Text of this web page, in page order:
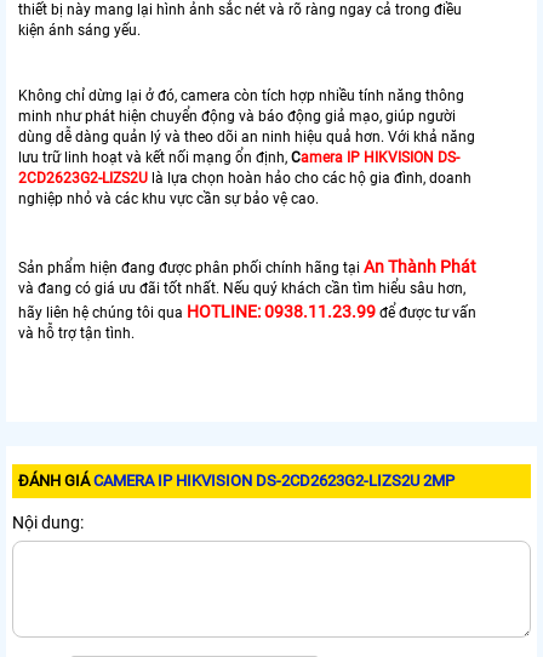
thiết bị này mang lại hình ảnh sắc nét và rõ ràng ngay cả trong điều
kiện ánh sáng yếu.
Không chỉ dừng lại ở đó, camera còn tích hợp nhiều tính năng thông
minh như phát hiện chuyển động và báo động giả mạo, giúp người
dùng dễ dàng quản lý và theo dõi an ninh hiệu quả hơn. Với khả năng
lưu trữ linh hoạt và kết nối mạng ổn định, Camera IP HIKVISION DS-
2CD2623G2-LIZS2U là lựa chọn hoàn hảo cho các hộ gia đình, doanh
nghiệp nhỏ và các khu vực cần sự bảo vệ cao.
Sản phẩm hiện đang được phân phối chính hãng tại An Thành Phát
và đang có giá ưu đãi tốt nhất. Nếu quý khách cần tìm hiểu sâu hơn,
hãy liên hệ chúng tôi qua HOTLINE: 0938.11.23.99 để được tư vấn
và hỗ trợ tận tình.
ĐÁNH GIÁCAMERA IP HIKVISION DS-2CD2623G2-LIZS2U 2MP
Nội dung: